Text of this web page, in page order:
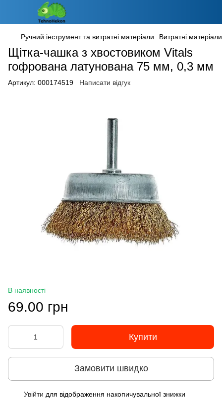
Ручний інструмент та витратні матеріали Витратні матеріали
Щітка-чашка з хвостовиком Vitals
гофрована латунована 75 мм, 0,3 мм
Артикул: 000174519 Написати відгук
В наявності
69.00 грн
Купити
Замовити швидко
Увійти для відображення накопичувальної знижки